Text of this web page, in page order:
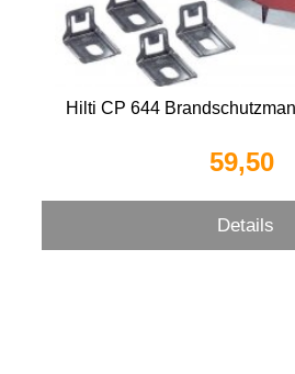
Hilti CP 644
59,50 
Details